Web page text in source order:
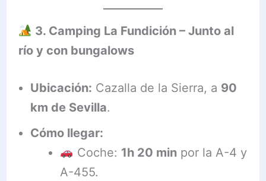
3. Camping La Fundición – Junto al
río y con bungalows
Ubicación: Cazalla de la Sierra, a 90
km de Sevilla.
Cómo llegar:
Coche: 1h 20 minpor la A-4 y
A-455.